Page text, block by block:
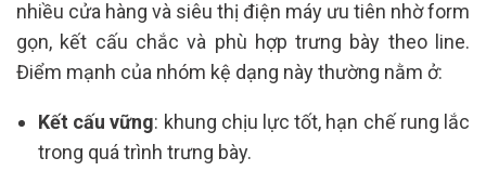
nhiều cửa hàng và siêu thị điện máy ưu tiên nhờ form
gọn, kết cấu chắc và phù hợp trưng bày theo line.
Điểm mạnh của nhóm kệ dạng này thường nằm ở:
Kết cấu vững: khung chịu lực tốt, hạn chế rung lắc
trong quá trình trưng bày.